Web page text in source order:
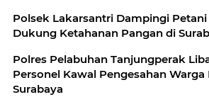
Polsek Lakarsantri Dampingi
Dukung Ketahanan Pangan di
Polres Pelabuhan Tanjungperak
Personel Kawal Pengesahan Warga
Surabaya